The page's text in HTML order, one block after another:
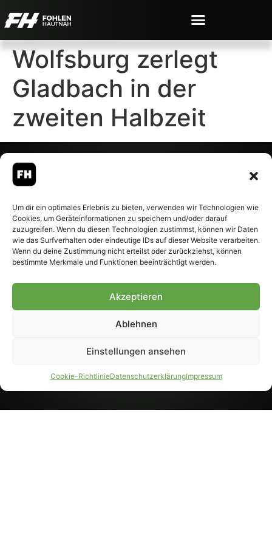
Um dir ein optimales Erlebnis zu bieten, verwenden wir Technologien wie
Cookies, um Geräteinformationen zu speichern und/oder darauf
zuzugreifen. Wenn du diesen Technologien zustimmst, können wir Daten
wie das Surfverhalten oder eindeutige IDs auf dieser Website verarbeiten.
Wenn du deine Zustimmung nicht erteilst oder zurückziehst, können
bestimmte Merkmale und Funktionen beeinträchtigt werden.
Akzeptieren
Ablehnen
Einstellungen ansehen
Cookie-RichtlinieDatenschutzerklärungImpressum
Wolfsburg zerlegt
Gladbach in der
zweiten Halbzeit
– Alle rechte vorbehalten.
Fohlen-Hautnah.de ist ein
offiziell eingetragenes Magazin
bei der Deutschen
Nationalbibliothek (ISSN 1868-
Weiterverarbeitung, auch
Genehmigung.
PARTNER WERDEN
AGB